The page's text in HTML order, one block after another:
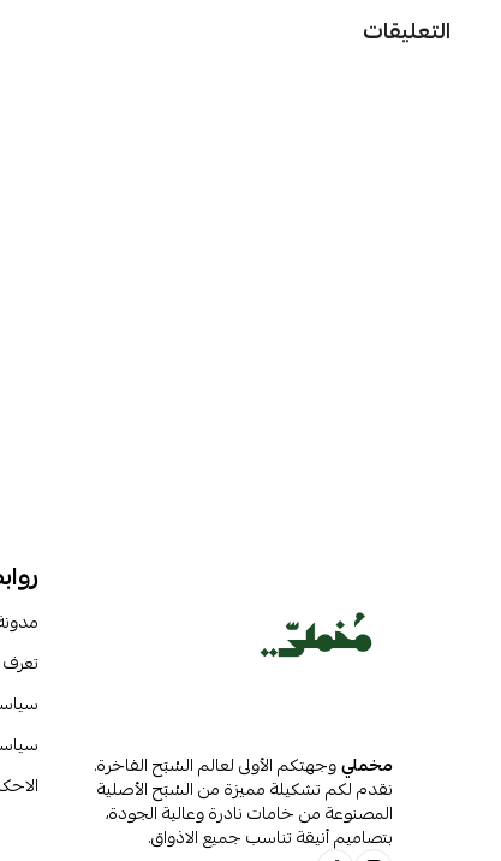
التعليقات
مخمليوجهتكم الأولى لعالم السُبَح الفاخرة.
نقدم لكم تشكيلة مميزة من السُبَح الأصلية
المصنوعة من خامات نادرة وعالية الجودة،
بتصاميم أنيقة تناسب جميع الاذواق.